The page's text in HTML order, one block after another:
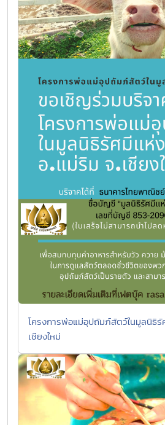
โครงการพ่อแม่อุปถัมภ์สัตว์ในมูลนิธิ
เชียงใหม่